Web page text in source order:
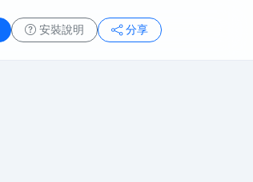
安裝說明 分享